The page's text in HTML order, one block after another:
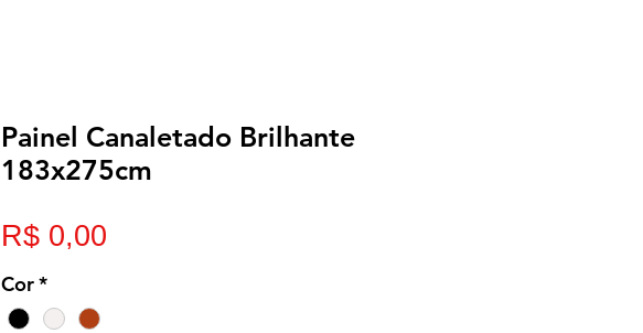
Painel Canaletado Brilhante
183x275cm
R$ 0,00
Cor*